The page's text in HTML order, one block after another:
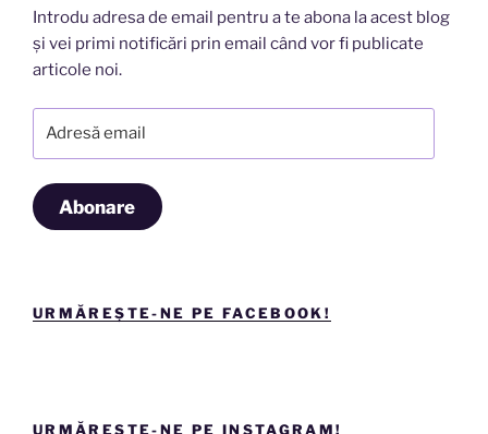
Introdu adresa de email pentru a te abona la acest blog
și vei primi notificări prin email când vor fi publicate
articole noi.
Abonare
URMĂREȘTE-NE PE FACEBOOK!
URMĂREȘTE-NE PE INSTAGRAM!